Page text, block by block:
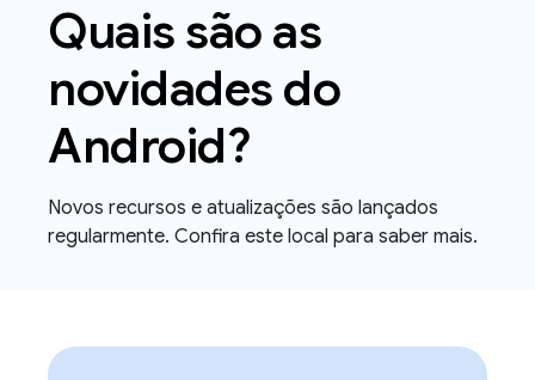
Quais são as
novidades do
Android?
Novos recursos e atualizações são lançados
regularmente. Confira este local para saber mais.